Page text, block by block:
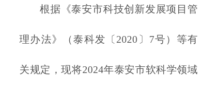
根据《泰安市科技创新发展项目管
理办法》（泰科发〔2020〕7号）等有
关规定，现将2024年泰安市软科学领域